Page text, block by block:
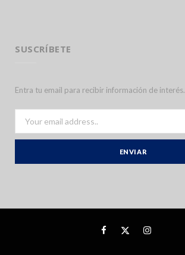
SUSCRÍBETE
Entra tu email para recibir información de interés.